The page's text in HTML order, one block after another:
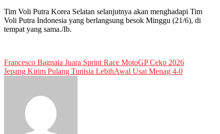
Tim Voli Putra Korea Selatan selanjutnya akan menghadapi Tim
Voli Putra Indonesia yang berlangsung besok Minggu (21/6), di
tempat yang sama./Ib.
Post
navigation
Francesco Bagnaia Juara Sprint Race MotoGP Ceko 2026
Jepang Kirim Pulang Tunisia LebihAwal Usai Menag 4-0